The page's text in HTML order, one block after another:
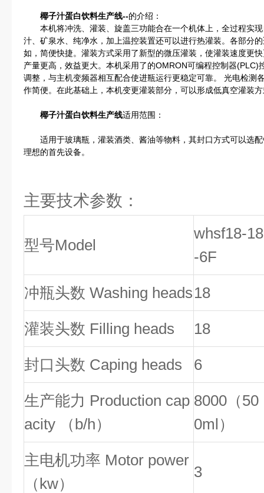
椰子汁蛋白饮料生产线--的介绍：
本机将冲洗、灌装、旋盖三功能合在一个机体上，全过程实现
汁、矿泉水、纯净水，加上温控装置还可以进行热灌装。各部分
如，简便快捷。灌装方式采用了新型的微压灌装，使灌装速度更
产量更高，效益更大。本机采用了的OMRON可编程控制器(PLC)
调整，与主机变频器相互配合使进瓶运行更稳定可靠。 光电检测
作简便。在此基础上，本机变更灌装部分，可以形成低真空灌装
椰子汁蛋白饮料生产线适用范围：
适用于玻璃瓶，灌装酒类、酱油等物料，其封口方式可以选配
理想的首先设备。
主要技术参数：
型号Model
whsf18-18
-6F
冲瓶头数 Washing heads18
灌装头数 Filling heads 18
封口头数 Caping heads 6
生产能力 Production cap
acity （b/h）
8000（50
0ml）
主电机功率 Motor power
（kw）
3